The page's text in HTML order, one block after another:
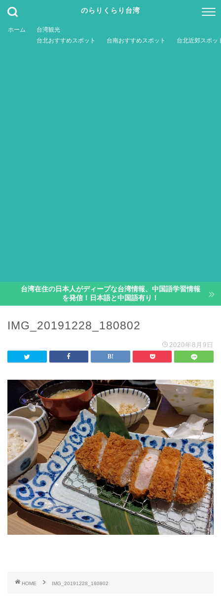
のらりくらり台湾
ホーム
台湾観光
台北おすすめスポット
台南おすすめスポット 台北近郊スポッ
台湾在住の日本人がディープな台湾情報、中国語学習情報
を発信！日本語と中国語有り！
IMG_20191228_180802
2020年8月9日
HOME IMG_20191228_180802